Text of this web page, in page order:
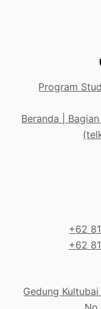
Program
Beranda |
+62
+62
Gedung